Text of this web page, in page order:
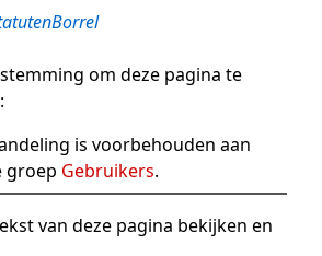
om deze pagina te
is voorbehouden aan
groep Gebruikers.
van deze pagina bekijken en